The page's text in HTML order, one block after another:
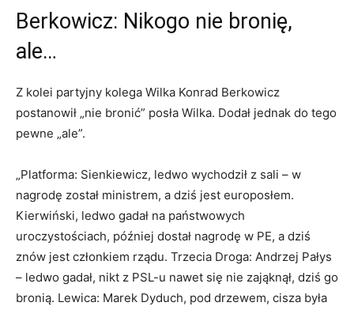
Berkowicz: Nikogo nie bronię,
ale…
Z kolei partyjny kolega Wilka Konrad Berkowicz
postanowił „nie bronić” posła Wilka. Dodał jednak do tego
pewne „ale”.
„Platforma: Sienkiewicz, ledwo wychodził z sali – w
nagrodę został ministrem, a dziś jest europosłem.
Kierwiński, ledwo gadał na państwowych
uroczystościach, później dostał nagrodę w PE, a dziś
znów jest członkiem rządu. Trzecia Droga: Andrzej Pałys
– ledwo gadał, nikt z PSL-u nawet się nie zająknął, dziś go
bronią. Lewica: Marek Dyduch, pod drzewem, cisza była